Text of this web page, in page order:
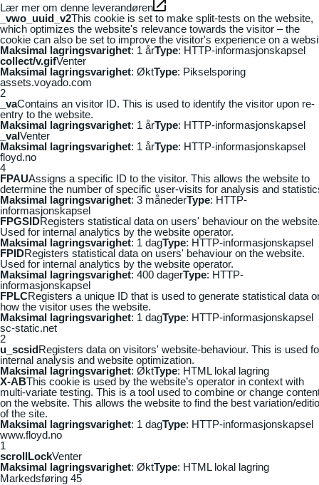
Lær mer om denne leverandøren
_vwo_uuid_v2This cookie is set to make split-tests on the website,
which optimizes the website's relevance towards the visitor – the
cookie can also be set to improve the visitor's experience on a
Maksimal lagringsvarighet: 1 årType: HTTP-informasjonskapsel
collect/v.gifVenter
Maksimal lagringsvarighet: ØktType: Pikselsporing
assets.voyado.com
2
_vaContains an visitor ID. This is used to identify the visitor upon re-
entry to the website.
Maksimal lagringsvarighet: 1 årType: HTTP-informasjonskapsel
_vaIVenter
Maksimal lagringsvarighet: 1 årType: HTTP-informasjonskapsel
floyd.no
4
FPAUAssigns a specific ID to the visitor. This allows the website to
determine the number of specific user-visits for analysis and
Maksimal lagringsvarighet: 3 månederType: HTTP-
informasjonskapsel
FPGSIDRegisters statistical data on users' behaviour on the
Used for internal analytics by the website operator.
Maksimal lagringsvarighet: 1 dagType: HTTP-informasjonskapsel
FPIDRegisters statistical data on users' behaviour on the website.
Used for internal analytics by the website operator.
Maksimal lagringsvarighet: 400 dagerType: HTTP-
informasjonskapsel
FPLCRegisters a unique ID that is used to generate statistical data
how the visitor uses the website.
Maksimal lagringsvarighet: 1 dagType: HTTP-informasjonskapsel
sc-static.net
2
u_scsidRegisters data on visitors' website-behaviour. This is used
internal analysis and website optimization.
Maksimal lagringsvarighet: ØktType: HTML lokal lagring
X-ABThis cookie is used by the website’s operator in context with
multi-variate testing. This is a tool used to combine or change
on the website. This allows the website to find the best variation/
of the site.
Maksimal lagringsvarighet: 1 dagType: HTTP-informasjonskapsel
www.floyd.no
1
scrollLockVenter
Maksimal lagringsvarighet: ØktType: HTML lokal lagring
Markedsføring 45